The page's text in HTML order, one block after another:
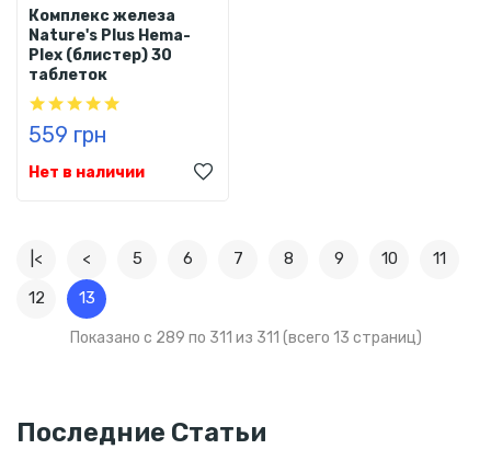
Комплекс железа
Nature's Plus Hema-
Plex (блистер) 30
таблеток
559 грн
Нет в наличии
|< < 5 6 7 8 9 10
11
12
13
Показано с 289 по 311 из 311 (всего 13 страниц)
Последние Статьи